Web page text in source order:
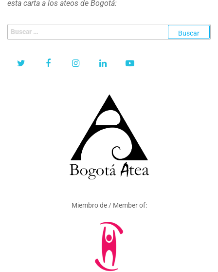
esta carta a los ateos de Bogotá:
Buscar:
Miembro de / Member of: